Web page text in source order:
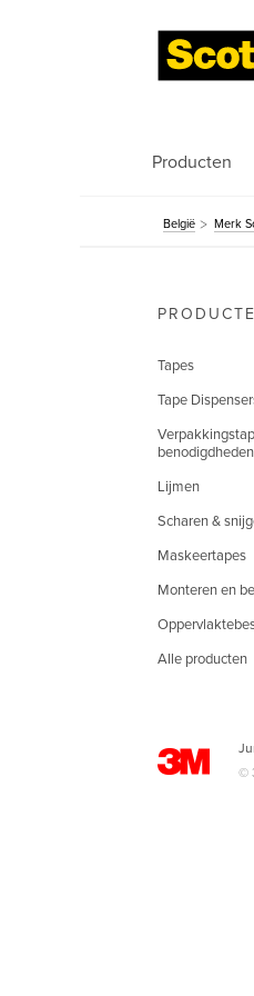
Producten
België Merk
Tapes
Tape
benodigdheden
Lijmen
Scharen &
Maskeertapes
Monteren en
Alle producten
©